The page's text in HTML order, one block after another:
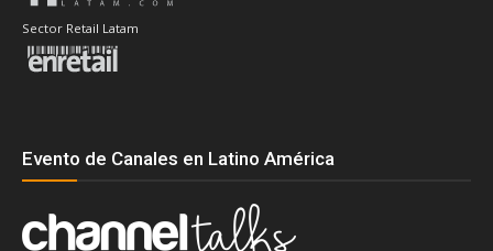
Sector Retail Latam
Evento de Canales en Latino América